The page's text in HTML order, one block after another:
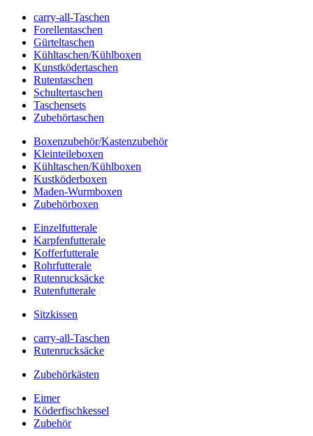
carry-all-Taschen
Forellentaschen
Gürteltaschen
Kühltaschen/Kühlboxen
Kunstködertaschen
Rutentaschen
Schultertaschen
Taschensets
Zubehörtaschen
Boxenzubehör/Kastenzubehör
Kleinteileboxen
Kühltaschen/Kühlboxen
Kustköderboxen
Maden-Wurmboxen
Zubehörboxen
Einzelfutterale
Karpfenfutterale
Kofferfutterale
Rohrfutterale
Rutenrucksäcke
Rutenfutterale
Sitzkissen
carry-all-Taschen
Rutenrucksäcke
Zubehörkästen
Eimer
Köderfischkessel
Zubehör